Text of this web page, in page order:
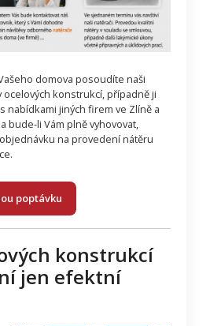
domova posoudíte naši
konstrukcí, případně ji
nabídkami jiných firem ve Zlíně a
bude-li Vám plně vyhovovat,
na provedení nátěru
poptávku
konstrukcí
jen efektní